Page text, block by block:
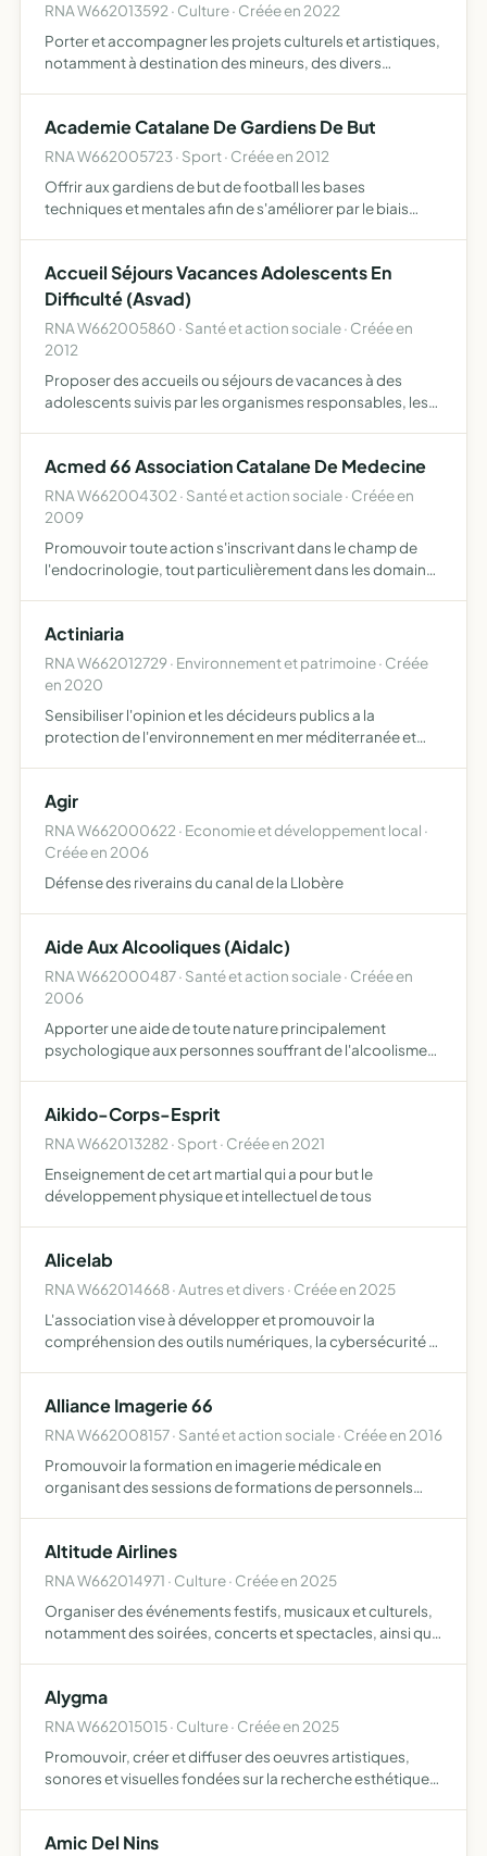
RNA W662013592 · Culture · Créée en 2022
Porter et accompagner les projets culturels et artistiques,
notamment à destination des mineurs, des divers
pédagogiques, éducateurs, encadr…
Academie Catalane De Gardiens De But
RNA W662005723 · Sport · Créée en 2012
Offrir aux gardiens de but de football les bases
techniques et mentales afin de s'améliorer par le biais
Accueil Séjours Vacances Adolescents En
Difficulté (Asvad)
RNA W662005860 · Santé et action sociale · Créée en
2012
Proposer des accueils ou séjours de vacances à des
adolescents suivis par les organismes responsables, les
associations caritative…
Acmed 66 Association Catalane De Medecine
RNA W662004302 · Santé et action sociale · Créée en
2009
Promouvoir toute action s'inscrivant dans le champ de
l'endocrinologie, tout particulièrement dans les domaines
Actiniaria
RNA W662012729 · Environnement et patrimoine · Créée
en 2020
Sensibiliser l'opinion et les décideurs publics a la
protection de l'environnement en mer méditerranée et
responsable et…
Agir
RNA W662000622 · Economie et développement local ·
Créée en 2006
Défense des riverains du canal de la Llobère
Aide Aux Alcooliques (Aidalc)
RNA W662000487 · Santé et action sociale · Créée en
2006
Apporter une aide de toute nature principalement
psychologique aux personnes souffrant de l'alcoolisme
Aikido-Corps-Esprit
RNA W662013282 · Sport · Créée en 2021
Enseignement de cet art martial qui a pour but le
développement physique et intellectuel de tous
Alicelab
RNA W662014668 · Autres et divers · Créée en 2025
L'association vise à développer et promouvoir la
compréhension des outils numériques, la cybersécurité et
Alliance Imagerie 66
RNA W662008157 · Santé et action sociale · Créée en 2016
Promouvoir la formation en imagerie médicale en
organisant des sessions de formations de personnels
évaluer et améliorer l…
Altitude Airlines
RNA W662014971 · Culture · Créée en 2025
Organiser des événements festifs, musicaux et culturels,
notamment des soirées, concerts et spectacles, ainsi que
Alygma
RNA W662015015 · Culture · Créée en 2025
Promouvoir, créer et diffuser des oeuvres artistiques,
sonores et visuelles fondées sur la recherche esthétique
Amic Del Nins